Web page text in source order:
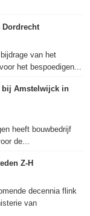
Dordrecht
van het
het bespoedigen...
bij Amstelwijck in
heeft bouwbedrijf
de...
Z-H
decennia flink
van